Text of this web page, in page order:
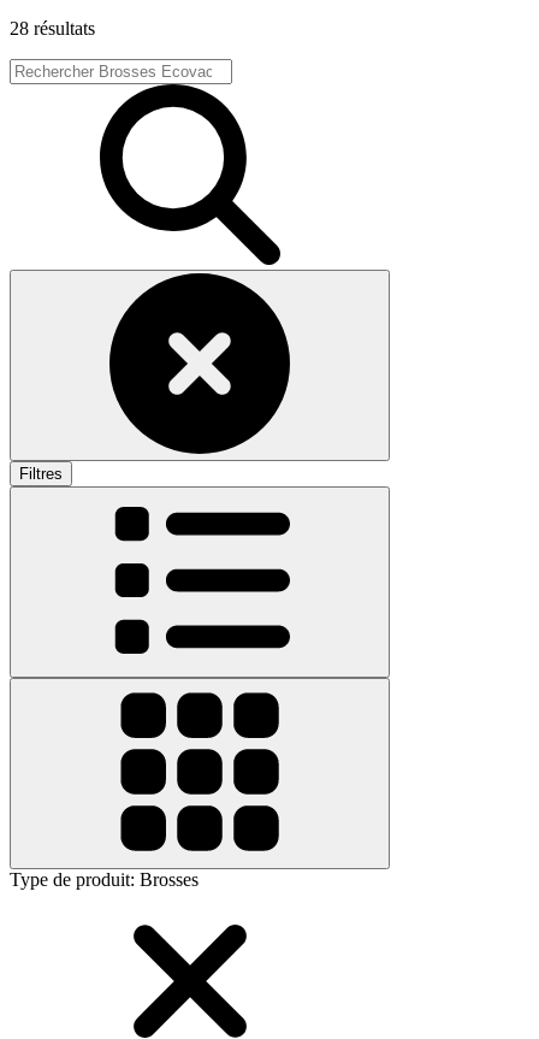
28 résultats
Filtres
Type de produit: Brosses